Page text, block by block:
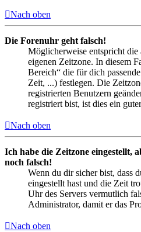
Nach oben
Die Forenuhr geht falsch!
Möglicherweise entspricht
eigenen Zeitzone. In diesem
Bereich“ die für dich
Zeit, ...) festlegen. Die
registrierten Benutzern
registriert bist, ist dies ein
Nach oben
Ich habe die Zeitzone eingestellt,
noch falsch!
Wenn du dir sicher bist, dass
eingestellt hast und die Zeit
Uhr des Servers vermutlich
Administrator, damit er das
Nach oben